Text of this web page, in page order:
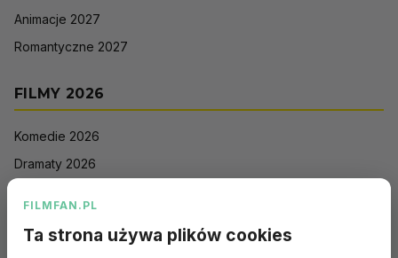
Animacje 2027
Romantyczne 2027
FILMY 2026
Komedie 2026
Dramaty 2026
FILMFAN.PL
Ta strona używa plików cookies